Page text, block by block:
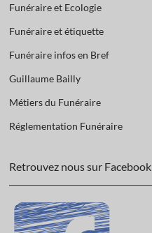
Funéraire et Ecologie
Funéraire et étiquette
Funéraire infos en Bref
Guillaume Bailly
Métiers du Funéraire
Réglementation Funéraire
Retrouvez nous sur Facebook